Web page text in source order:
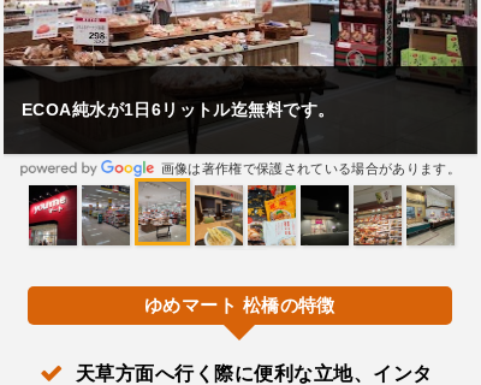
ECOA純水が1日6リットル迄無料です。
画像は著作権で保護されている場合があります。
ゆめマート 松橋の特徴
天草方面へ行く際に便利な立地、インタ